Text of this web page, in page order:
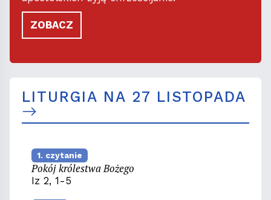
ZOBACZ
LITURGIA NA 27 LISTOPADA
1. czytanie
Pokój królestwa Bożego
Iz 2, 1-5